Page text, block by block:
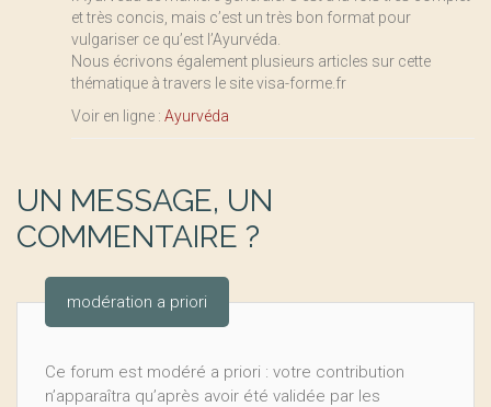
et très concis, mais c’est un très bon format pour
vulgariser ce qu’est l’Ayurvéda.
Nous écrivons également plusieurs articles sur cette
thématique à travers le site visa-forme.fr
Voir en ligne : Ayurvéda
UN MESSAGE, UN
COMMENTAIRE ?
modération a priori
Ce forum est modéré a priori : votre contribution
n’apparaîtra qu’après avoir été validée par les